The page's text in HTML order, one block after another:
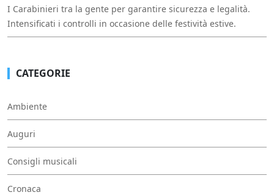
I Carabinieri tra la gente per garantire sicurezza e legalità.
Intensificati i controlli in occasione delle festività estive.
CATEGORIE
Ambiente
Auguri
Consigli musicali
Cronaca